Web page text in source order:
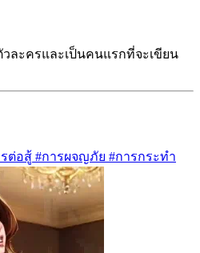
ละครและเป็นคนแรกที่จะเขียน
ต่อสู้ #การผจญภัย #การกระทำ